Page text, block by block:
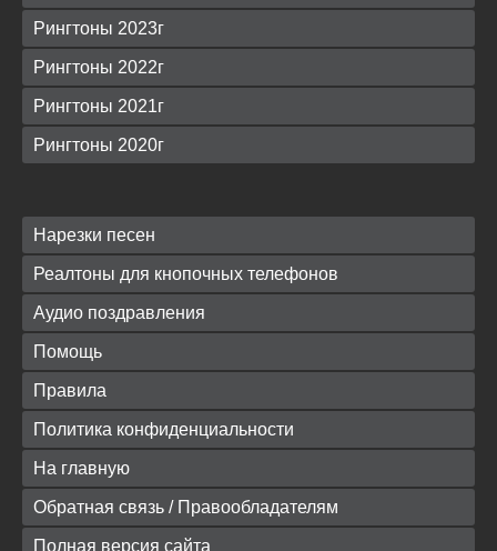
Рингтоны 2023г
Рингтоны 2022г
Рингтоны 2021г
Рингтоны 2020г
Нарезки песен
Реалтоны для кнопочных телефонов
Аудио поздравления
Помощь
Правила
Политика конфиденциальности
На главную
Обратная связь / Правообладателям
Полная версия сайта